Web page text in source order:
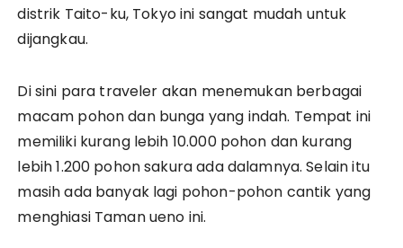
distrik Taito-ku, Tokyo ini sangat mudah untuk
dijangkau.
Di sini para traveler akan menemukan berbagai
macam pohon dan bunga yang indah. Tempat ini
memiliki kurang lebih 10.000 pohon dan kurang
lebih 1.200 pohon sakura ada dalamnya. Selain itu
masih ada banyak lagi pohon-pohon cantik yang
menghiasi Taman ueno ini.